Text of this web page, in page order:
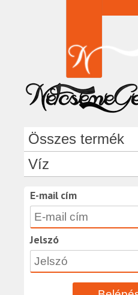
Összes termék
Víz
E-mail cím
Jelszó